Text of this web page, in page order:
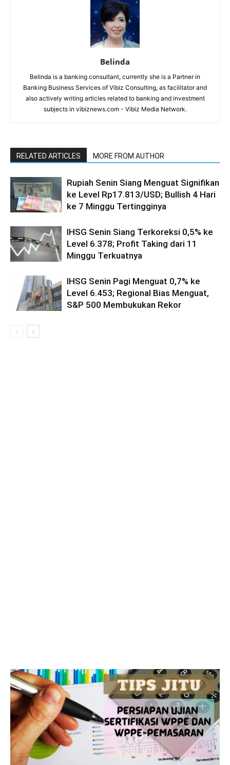
Belinda
Belinda is a banking consultant, currently she is a Partner in
Banking Business Services of Vibiz Consulting, as facilitator and
also actively writing articles related to banking and investment
subjects in vibiznews.com - Vibiz Media Network.
RELATED ARTICLES MORE FROM AUTHOR
Rupiah Senin Siang Menguat Signifikan
ke Level Rp17.813/USD; Bullish 4 Hari
ke 7 Minggu Tertingginya
IHSG Senin Siang Terkoreksi 0,5% ke
Level 6.378; Profit Taking dari 11
Minggu Terkuatnya
IHSG Senin Pagi Menguat 0,7% ke
Level 6.453; Regional Bias Menguat,
S&P 500 Membukukan Rekor